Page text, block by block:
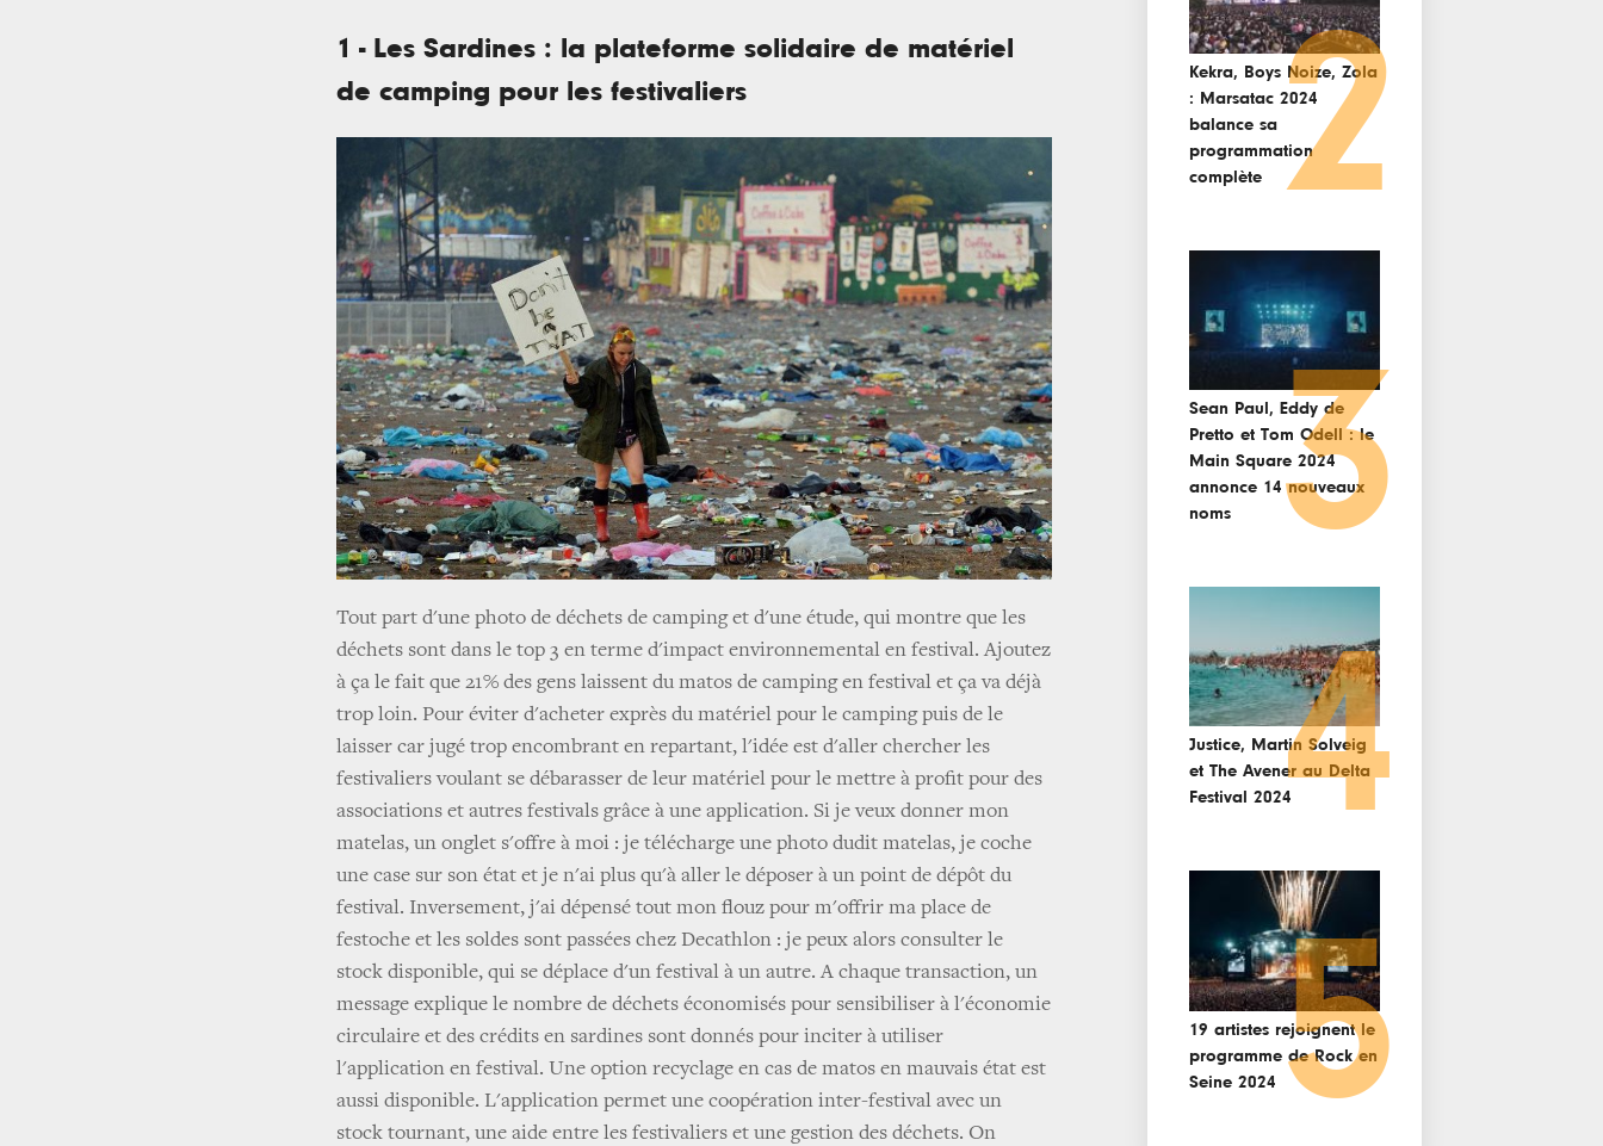
1 - Les Sardines : la plateforme solidaire de matériel
de camping pour les festivaliers
Tout part d'une photo de déchets de camping et d'une étude, qui montre que les
déchets sont dans le top 3 en terme d'impact environnemental en festival. Ajoutez
à ça le fait que 21% des gens laissent du matos de camping en festival et ça va déjà
trop loin. Pour éviter d'acheter exprès du matériel pour le camping puis de le
laisser car jugé trop encombrant en repartant, l'idée est d'aller chercher les
festivaliers voulant se débarasser de leur matériel pour le mettre à profit pour des
associations et autres festivals grâce à une application. Si je veux donner mon
matelas, un onglet s'offre à moi : je télécharge une photo dudit matelas, je coche
une case sur son état et je n'ai plus qu'à aller le déposer à un point de dépôt du
festival. Inversement, j'ai dépensé tout mon flouz pour m'offrir ma place de
festoche et les soldes sont passées chez Decathlon : je peux alors consulter le
stock disponible, qui se déplace d'un festival à un autre. A chaque transaction, un
message explique le nombre de déchets économisés pour sensibiliser à l'économie
circulaire et des crédits en sardines sont donnés pour inciter à utiliser
l'application en festival. Une option recyclage en cas de matos en mauvais état est
aussi disponible. L'application permet une coopération inter-festival avec un
stock tournant, une aide entre les festivaliers et une gestion des déchets. On
Kekra, Boys Noize, Zola
: Marsatac 2024
balance sa
programmation
complète
2
Sean Paul, Eddy de
Pretto et Tom Odell : le
Main Square 2024
annonce 14 nouveaux
noms
3
Justice, Martin Solveig
et The Avener au Delta
Festival 20244
19 artistes rejoignent le
programme de Rock en
Seine 2024 5